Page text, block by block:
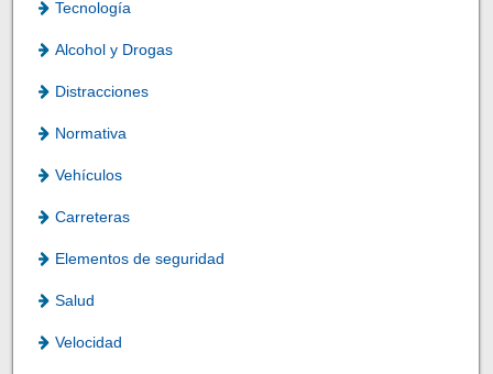
Tecnología
Alcohol y Drogas
Distracciones
Normativa
Vehículos
Carreteras
Elementos de seguridad
Salud
Velocidad